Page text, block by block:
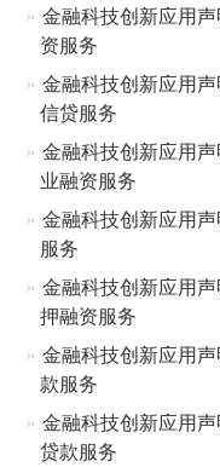
金融科技创新应用
资服务
金融科技创新应用
信贷服务
金融科技创新应用
业融资服务
金融科技创新应用
服务
金融科技创新应用
押融资服务
金融科技创新应用
款服务
金融科技创新应用
贷款服务